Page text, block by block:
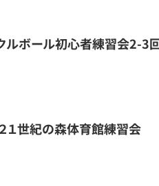
ルボール初心者練習会2-3
１世紀の森体育館練習会